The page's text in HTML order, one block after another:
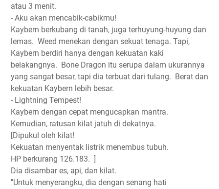
atau 3 menit.
- Aku akan mencabik-cabikmu!
Kaybern berkubang di tanah, juga terhuyung-huyung dan
lemas. Weed menekan dengan sekuat tenaga. Tapi,
Kaybern berdiri hanya dengan kekuatan kaki
belakangnya. Bone Dragon itu serupa dalam ukurannya
yang sangat besar, tapi dia terbuat dari tulang. Berat dan
kekuatan Kaybern lebih besar.
- Lightning Tempest!
Kaybern dengan cepat mengucapkan mantra.
Kemudian, ratusan kilat jatuh di dekatnya.
[Dipukul oleh kilat!
Kekuatan menyentak listrik menembus tubuh.
HP berkurang 126.183. ]
Dia disambar es, api, dan kilat.
"Untuk menyerangku, dia dengan senang hati